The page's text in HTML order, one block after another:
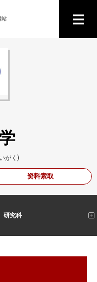
站
がく)
资料索取
研究科